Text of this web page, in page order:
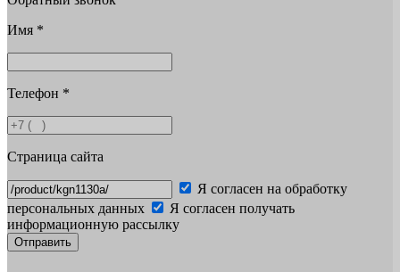
Имя *
Телефон *
Страница сайта
Я согласен на обработку
персональных данных
Я согласен получать
информационную рассылку
Отправить